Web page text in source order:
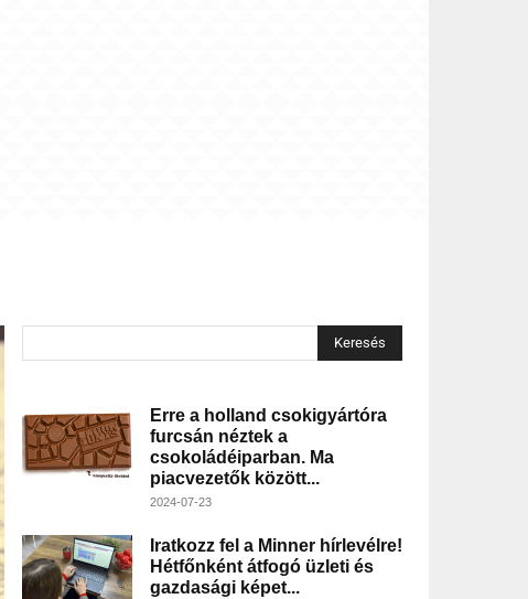
Keresés
Erre a holland csokigyártóra
furcsán néztek a
csokoládéiparban. Ma
piacvezetők között...
2024-07-23
Iratkozz fel a Minner hírlevélre!
Hétfőnként átfogó üzleti és
gazdasági képet...